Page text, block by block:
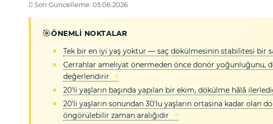
Son Güncelleme: 05.06.2026
🎯ÖNEMLI NOKTALAR
Tek bir en iyi yaş yoktur — saç dökülmesinin stabilitesi bir
Cerrahlar ameliyat önermeden önce donör yoğunluğunu,
değerlendirir
20'li yaşların başında yapılan bir ekim, dökülme hâlâ
20'li yaşların sonundan 30'lu yaşların ortasına kadar olan
öngörülebilir zaman aralığıdır